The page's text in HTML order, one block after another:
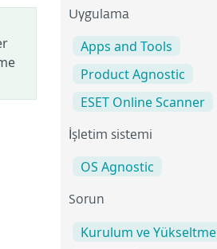
Uygulama
Apps and Tools
Product Agnostic
ESET Online Scanner
İşletim sistemi
OS Agnostic
Sorun
Kurulum ve Yükseltme